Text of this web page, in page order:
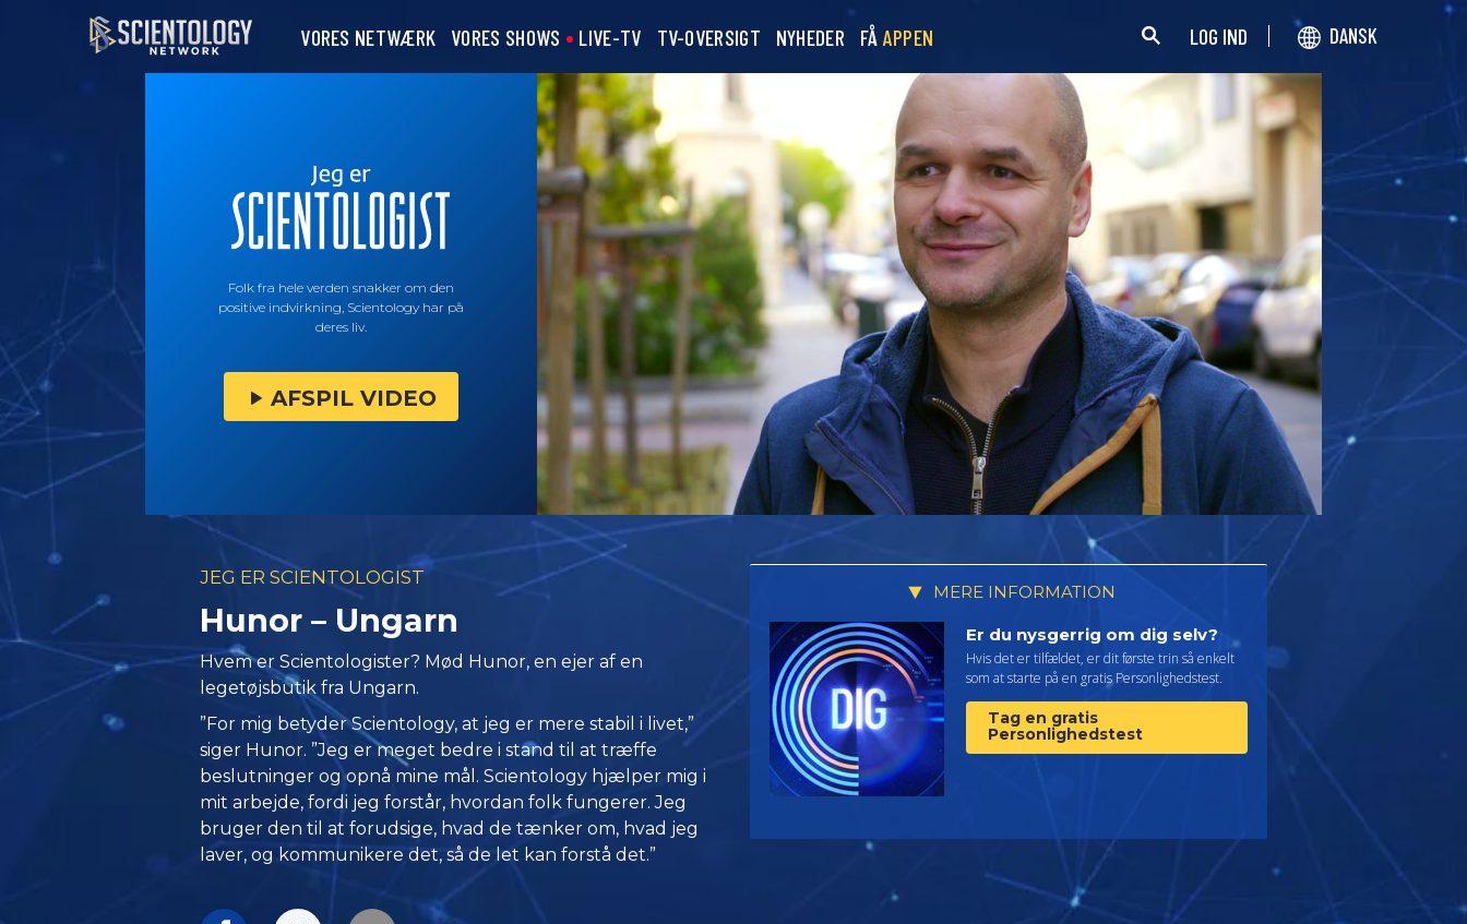
VORES NETWÆRK VORES SHOWS LIVE-TV TV-OVERSIGT NYHEDER FÅ APPEN LOG IND DANSK
Folk fra hele verden snakker om den
positive indvirkning, Scientology har på
deres liv.
AFSPIL VIDEO
JEG ER SCIENTOLOGIST
Hunor – Ungarn
Hvem er Scientologister? Mød Hunor, en ejer af en
legetøjsbutik fra Ungarn.
”For mig betyder Scientology, at jeg er mere stabil i livet,”
siger Hunor. ”Jeg er meget bedre i stand til at træffe
beslutninger og opnå mine mål. Scientology hjælper mig i
mit arbejde, fordi jeg forstår, hvordan folk fungerer. Jeg
bruger den til at forudsige, hvad de tænker om, hvad jeg
laver, og kommunikere det, så de let kan forstå det.”
MERE INFORMATION
Er du nysgerrig om dig selv?
Hvis det er tilfældet, er dit første trin så enkelt
som at starte på en gratis Personlighedstest.
Tag en gratis
Personlighedstest